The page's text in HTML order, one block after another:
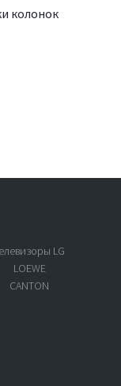
колонок
LG
LOEWE
CANTON